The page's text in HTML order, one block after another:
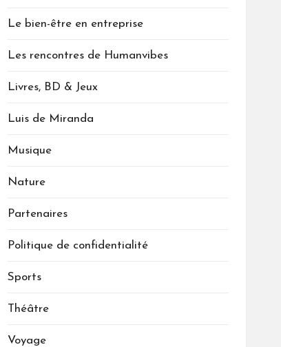
Le bien-être en entreprise
Les rencontres de Humanvibes
Livres, BD & Jeux
Luis de Miranda
Musique
Nature
Partenaires
Politique de confidentialité
Sports
Théâtre
Voyage